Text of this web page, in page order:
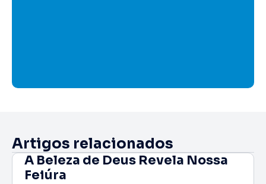
Artigos relacionados
A Beleza de Deus Revela Nossa
Feiúra